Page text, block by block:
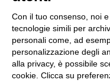
Con il tuo consenso, noi
tecnologie simili per
personali come, ad
personalizzazione degli
alla privacy, è possibile
cookie. Clicca su